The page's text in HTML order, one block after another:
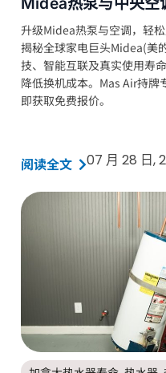
升级Midea热泵与空调，轻
揭秘全球家电巨头Midea(美
技、智能互联及真实使用寿
降低换机成本。Mas Air持牌
即获取免费报价。
阅读全文 07 月 28 日,